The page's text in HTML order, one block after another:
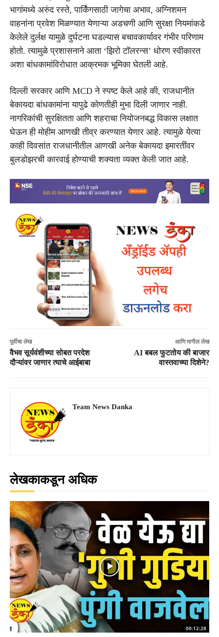
भागांमध्ये अरुंद रस्ते, पार्किंगसाठी जागेचा अभाव, अग्निशमन
वाहनांना प्रवेश मिळण्यात येणाऱ्या अडचणी आणि सुरक्षा नियमांकडे
केलेले दुर्लक्ष यामुळे दुर्घटना घडल्यास बचावकार्यावर गंभीर परिणाम
होतो. त्यामुळे प्रशासनाने आता ‘झिरो टॉलरन्स’ धोरण स्वीकारत
अशा बांधकामांविरोधात आक्रमक भूमिका घेतली आहे.
दिल्ली सरकार आणि MCD ने स्पष्ट केले आहे की, राजधानीत
बेकायदा बांधकामांना यापुढे कोणतीही मुभा दिली जाणार नाही.
नागरिकांची सुरक्षितता आणि शहराचा नियोजनबद्ध विकास लक्षात
घेऊन ही मोहीम आणखी तीव्र करण्यात येणार आहे. त्यामुळे येत्या
काही दिवसांत राजधानीतील आणखी अनेक बेकायदा इमारतींवर
बुलडोझरची कारवाई होण्याची शक्यता व्यक्त केली जात आहे.
पूर्वीचा लेख
वैभव सूर्यवंशीच्या सोबत परदेश
दौऱ्यांवर जाणार त्याचे आईबाबा
आणि मागील लेख
AI बबल फुटतोय की बाजार
वास्तवाच्या दिशेने?
Team News Danka
लेखकाकडून अधिक
00:12:28